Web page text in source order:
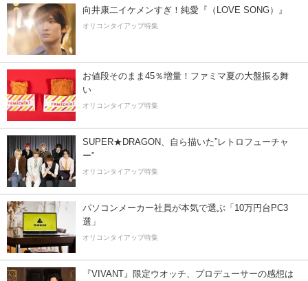
向井康二イケメンすぎ！純愛『（LOVE SONG）』
オリコンタイアップ特集
お値段そのまま45％増量！ファミマ夏の大盤振る舞
い
オリコンタイアップ特集
SUPER★DRAGON、自ら描いた”レトロフューチャ
ー”
オリコンタイアップ特集
パソコンメーカー社員が本気で選ぶ「10万円台PC3
選」
オリコンタイアップ特集
『VIVANT』限定ウオッチ、プロデューサーの感想は